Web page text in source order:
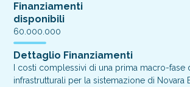
Finanziamenti
disponibili
60.000.000
Dettaglio Finanziamenti
I costi complessivi di una prima macro-fase
infrastrutturali per la sistemazione di Novara